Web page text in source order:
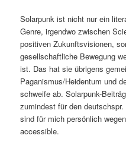
Solarpunk ist nicht nur ein
Genre, irgendwo zwischen
positiven Zukunftsvisionen,
gesellschaftliche Bewegung
ist. Das hat sie übrigens
Paganismus/Heidentum und
schweife ab. Solarpunk-
zumindest für den
sind für mich persönlich
accessible.